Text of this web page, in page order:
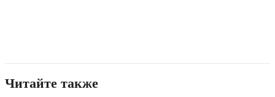
Читайте также